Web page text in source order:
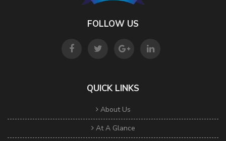
FOLLOW US
QUICK LINKS
About Us
At A Glance